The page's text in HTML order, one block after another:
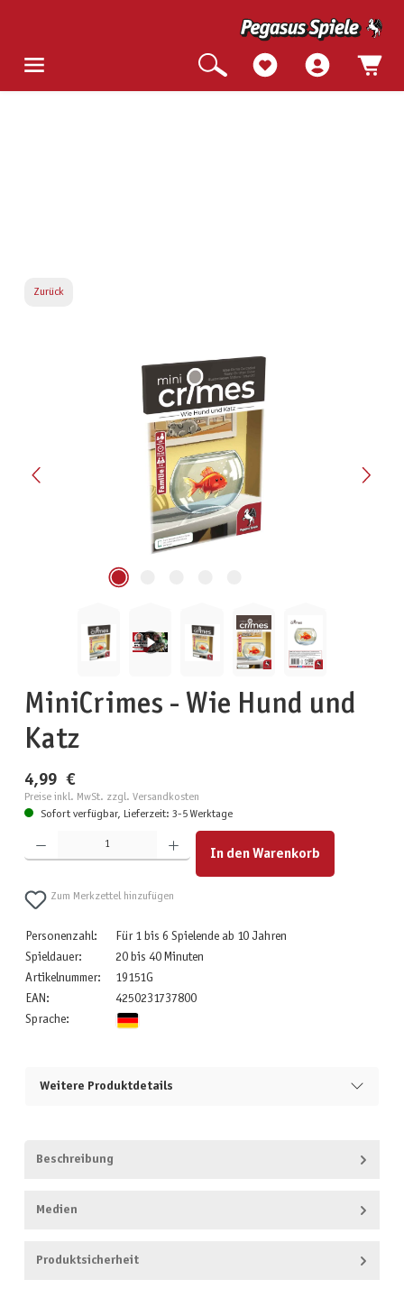
Zurück
Bildergalerie überspringen
MiniCrimes - Wie Hund und
Katz
4,99 €
Preise inkl. MwSt. zzgl. Versandkosten
Sofort verfügbar, Lieferzeit: 3-5 Werktage
Produkt Anzahl: Gib den gewünschten Wert ein oder benutze die Schaltflächen um die Anzahl zu
In den Warenkorb
Zum Merkzettel hinzufügen
Personenzahl:
Für 1 bis 6 Spielende ab 10 Jahren
Spieldauer:
20 bis 40 Minuten
Artikelnummer:
19151G
EAN:
4250231737800
Sprache:
Weitere Produktdetails
Beschreibung
Medien
Produktsicherheit